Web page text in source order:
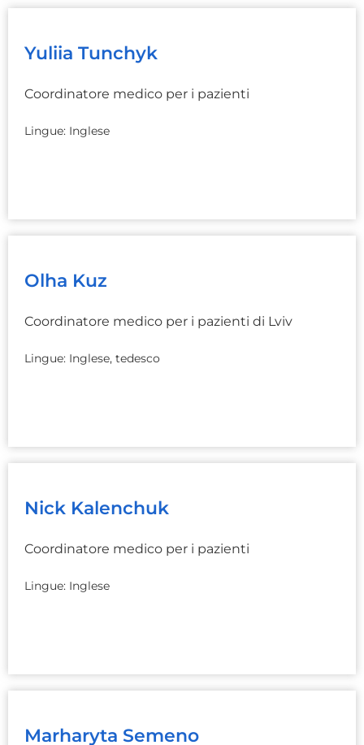
Yuliia Tunchyk
Coordinatore medico per i pazienti
Lingue: Inglese
Olha Kuz
Coordinatore medico per i pazienti di Lviv
Lingue: Inglese, tedesco
Nick Kalenchuk
Coordinatore medico per i pazienti
Lingue: Inglese
Marharyta Semeno